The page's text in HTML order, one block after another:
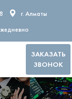
г. Алматы
ЗАКАЗАТЬ
ЗВОНОК